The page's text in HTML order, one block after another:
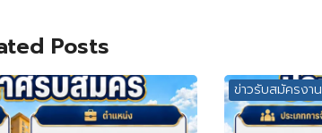
Posts
ข่าวรับสมัครงาน